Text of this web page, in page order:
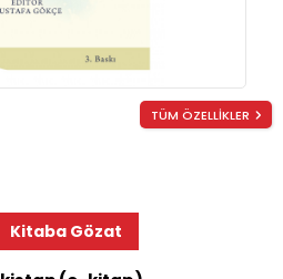
TÜM ÖZELLİKLER